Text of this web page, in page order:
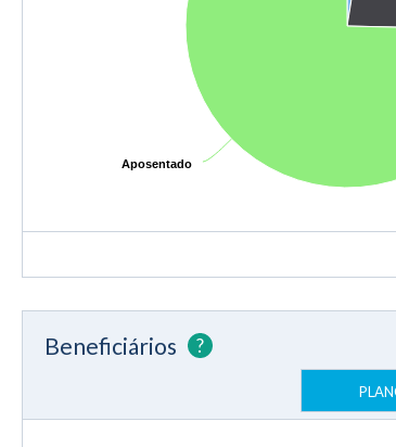
Aposentado
Aposentado
Beneficiários ?